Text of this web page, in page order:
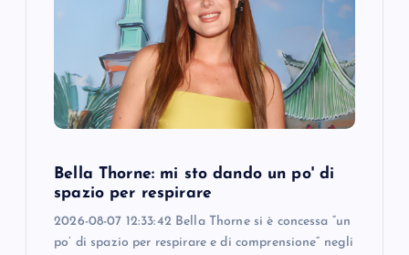
Bella Thorne: mi sto dando un po' di
spazio per respirare
2026-08-07 12:33:42 Bella Thorne si è concessa “un
po’ di spazio per respirare e di comprensione” negli